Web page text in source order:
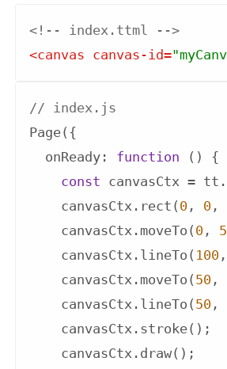
<!-- index.ttml -->
<canvas canvas-id=
// index.js
Page({
onReady : function ( ) {
const canvasCtx =
    canvasCtx.rect(
0 , 0 ,
    canvasCtx.moveTo(
0 ,
    canvasCtx.lineTo(
100 ,
    canvasCtx.moveTo(
50 ,
    canvasCtx.lineTo(
50 ,
    canvasCtx.stroke();
    canvasCtx.draw();